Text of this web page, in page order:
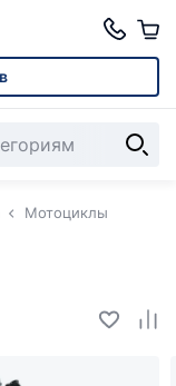
Мотоциклы